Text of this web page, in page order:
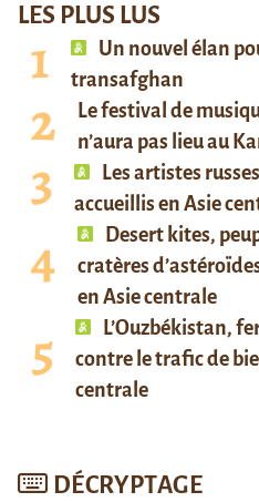
LES PLUS LUS
Un nouvel élan
transafghan
Le festival de
n’aura pas lieu au
Les artistes
accueillis en Asie
Desert kites,
cratères
en Asie centrale
L’Ouzbékistan,
contre le trafic de
centrale
DÉCRYPTAGE